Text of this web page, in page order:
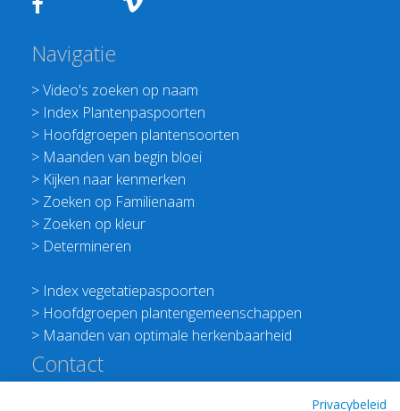
Navigatie
>Video's zoeken op naam
> Index Plantenpaspoorten
> Hoofdgroepen plantensoorten
> Maanden van begin bloei
> Kijken naar kenmerken
> Zoeken op Familienaam
> Zoeken op kleur
> Determineren
> Index vegetatiepaspoorten
> Hoofdgroepen plantengemeenschappen
> Maanden van optimale herkenbaarheid
Contact
Privacybeleid